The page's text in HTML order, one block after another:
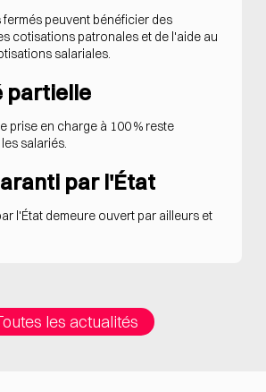
peuvent bénéficier des
cotisations patronales et de l'aide au
salariales.
partielle
prise en charge à 100 % reste
salariés.
par l'État
l'État demeure ouvert par ailleurs et
les actualités